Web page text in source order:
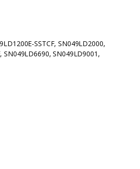
SSTCF, SN049LD2000,
SN049LD6690, SN049LD9001,